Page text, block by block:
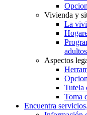
Vivienda y
La
adultos
Aspectos
Tutela
Toma
Encuentra